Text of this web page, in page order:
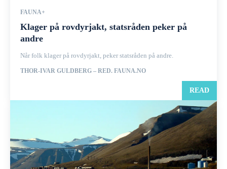
FAUNA+
Klager på rovdyrjakt, statsråden peker på
andre
Når folk klager på rovdyrjakt, peker statsråden på andre.
THOR-IVAR GULDBERG – RED. FAUNA.NO
READ